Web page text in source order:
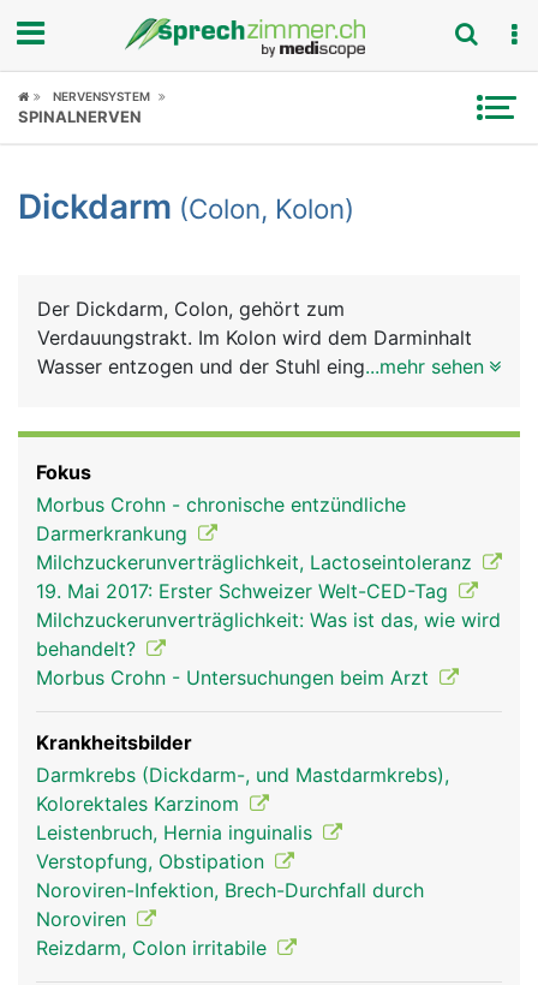
Fokus
Symptome
News
Rubriken
NERVENSYSTEM
SPINALNERVEN
Dickdarm (Colon, Kolon)
Der Dickdarm, Colon, gehört zum
Verdauungstrakt. Im Kolon wird dem Darminhalt
Wasser entzogen und der Stuhl eingedickt, der mit
...mehr sehen
Fokus
Morbus Crohn - chronische entzündliche
Darmerkrankung
Milchzuckerunverträglichkeit, Lactoseintoleranz
19. Mai 2017: Erster Schweizer Welt-CED-Tag
Milchzuckerunverträglichkeit: Was ist das, wie wird
behandelt?
Morbus Crohn - Untersuchungen beim Arzt
Krankheitsbilder
Darmkrebs (Dickdarm-, und Mastdarmkrebs),
Kolorektales Karzinom
Leistenbruch, Hernia inguinalis
Verstopfung, Obstipation
Noroviren-Infektion, Brech-Durchfall durch
Noroviren
Reizdarm, Colon irritabile